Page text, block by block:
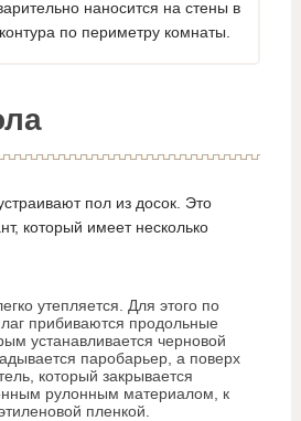
наносится на стены в
по периметру комнаты.
пол из досок. Это
который имеет несколько
утепляется. Для этого по
прибиваются продольные
устанавливается черновой
паробарьер, а поверх
который закрывается
рулонным материалом, к
пленкой.